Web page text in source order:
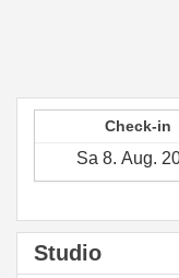
Check-in
Studio